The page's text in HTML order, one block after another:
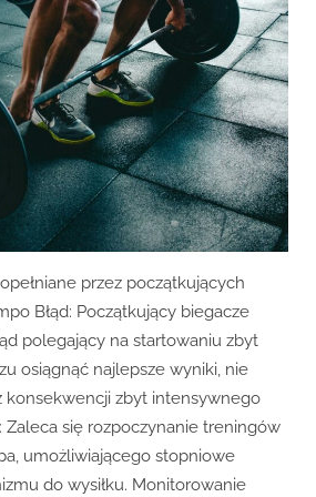
przez początkujących
Błąd: Początkujący biegacze
polegający na startowaniu zbyt
osiągnąć najlepsze wyniki, nie
konsekwencji zbyt intensywnego
Zaleca się rozpoczynanie treningów
umożliwiającego stopniowe
do wysiłku. Monitorowanie